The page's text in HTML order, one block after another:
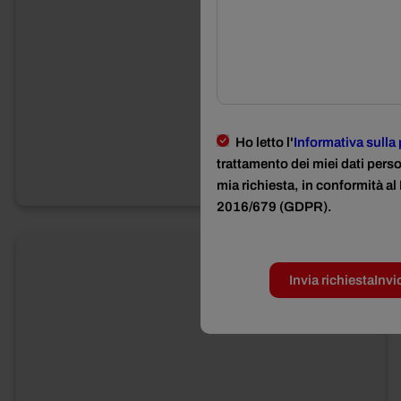
Ho letto l'Informativa sulla
trattamento dei miei dati
mia richiesta, in conformità al
2016/679 (GDPR).
Invia richiesta